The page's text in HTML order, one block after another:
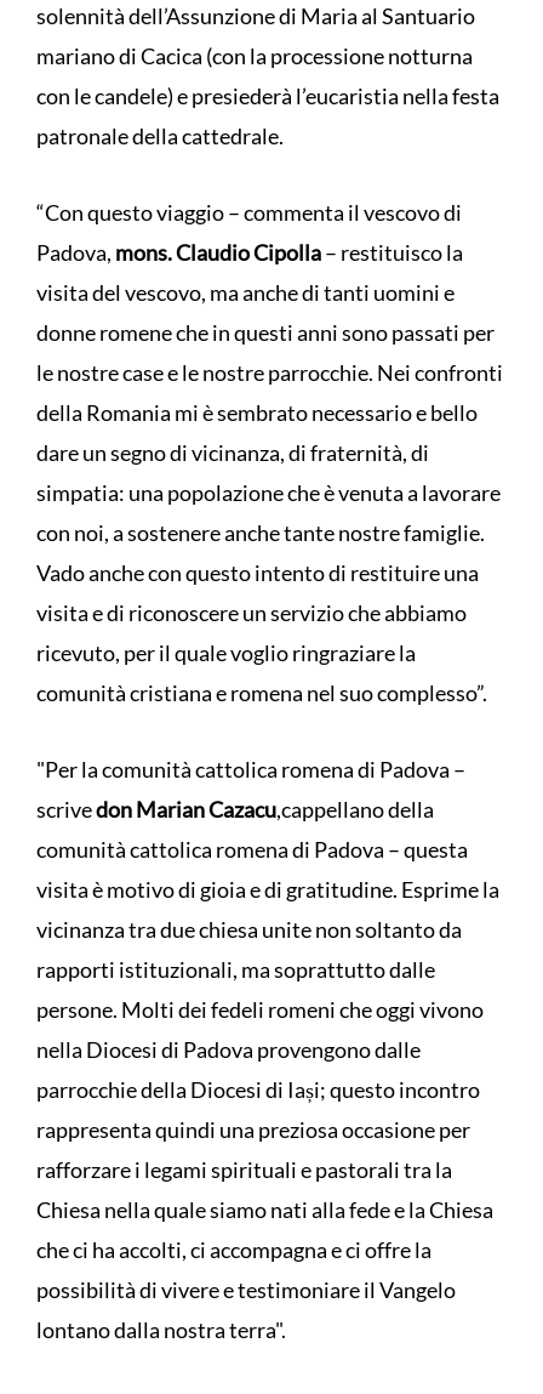
solennità dell’Assunzione di Maria al Santuario
mariano di Cacica (con la processione notturna
con le candele) e presiederà l’eucaristia nella festa
patronale della cattedrale.
“Con questo viaggio – commenta il vescovo di
Padova, mons. Claudio Cipolla– restituisco la
visita del vescovo, ma anche di tanti uomini e
donne romene che in questi anni sono passati per
le nostre case e le nostre parrocchie. Nei confronti
della Romania mi è sembrato necessario e bello
dare un segno di vicinanza, di fraternità, di
simpatia: una popolazione che è venuta a lavorare
con noi, a sostenere anche tante nostre famiglie.
Vado anche con questo intento di restituire una
visita e di riconoscere un servizio che abbiamo
ricevuto, per il quale voglio ringraziare la
comunità cristiana e romena nel suo complesso”.
"Per la comunità cattolica romena di Padova –
scrivedon Marian Cazacu,cappellano della
comunità cattolica romena di Padova – questa
visita è motivo di gioia e di gratitudine. Esprime la
vicinanza tra due chiesa unite non soltanto da
rapporti istituzionali, ma soprattutto dalle
persone. Molti dei fedeli romeni che oggi vivono
nella Diocesi di Padova provengono dalle
parrocchie della Diocesi di Iași; questo incontro
rappresenta quindi una preziosa occasione per
rafforzare i legami spirituali e pastorali tra la
Chiesa nella quale siamo nati alla fede e la Chiesa
che ci ha accolti, ci accompagna e ci offre la
possibilità di vivere e testimoniare il Vangelo
lontano dalla nostra terra".